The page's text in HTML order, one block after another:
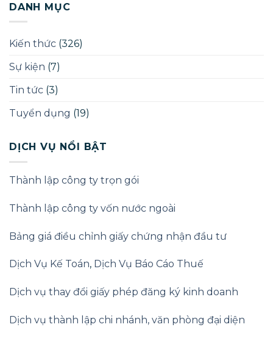
DANH MỤC
Kiến thức (326)
Sự kiện (7)
Tin tức (3)
Tuyển dụng (19)
DỊCH VỤ NỔI BẬT
Thành lập công ty trọn gói
Thành lập công ty vốn nước ngoài
Bảng giá điều chỉnh giấy chứng nhận đầu tư
Dịch Vụ Kế Toán, Dịch Vụ Báo Cáo Thuế
Dịch vụ thay đổi giấy phép đăng ký kinh doanh
Dịch vụ thành lập chi nhánh, văn phòng đại diện